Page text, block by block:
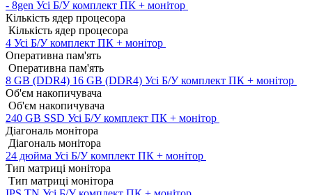
- 8gen Усі Б/У комплект ПК + монітор
Кількість ядер процесора
Кількість ядер процесора
4 Усі Б/У комплект ПК + монітор
Оперативна пам'ять
Оперативна пам'ять
8 GB (DDR4) 16 GB (DDR4) Усі Б/У комплект ПК + монітор
Об'єм накопичувача
Об'єм накопичувача
240 GB SSD Усі Б/У комплект ПК + монітор
Діагональ монітора
Діагональ монітора
24 дюйма Усі Б/У комплект ПК + монітор
Тип матриці монітора
Тип матриці монітора